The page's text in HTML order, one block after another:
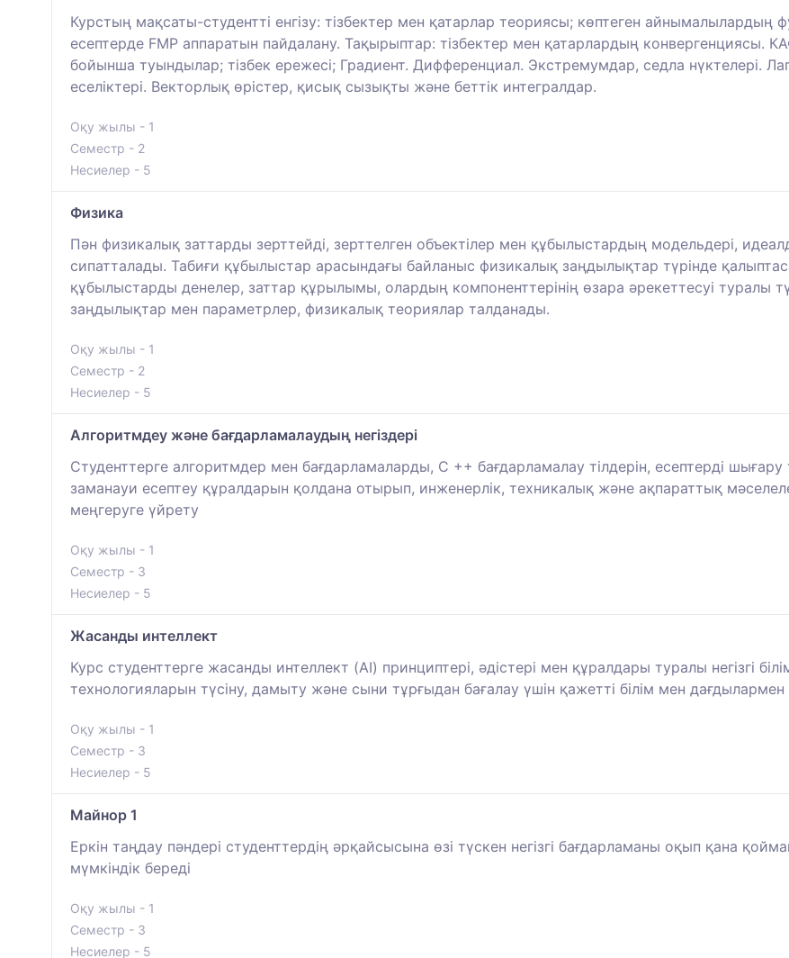
Курстың мақсаты-студентті енгізу: тізбектер мен қатарлар теориясы; көптеген
есептерде FMP аппаратын пайдалану. Тақырыптар: тізбектер мен қатарлардың конвергенциясы.
бойынша туындылар; тізбек ережесі; Градиент. Дифференциал. Экстремумдар, седла нүктелері.
еселіктері. Векторлық өрістер, қисық сызықты және беттік интегралдар.
Оқу жылы - 1
Семестр - 2
Несиелер - 5
Физика
Пән физикалық заттарды зерттейді, зерттелген объектілер мен құбылыстардың модельдері,
сипатталады. Табиғи құбылыстар арасындағы байланыс физикалық заңдылықтар түрінде
құбылыстарды денелер, заттар құрылымы, олардың компоненттерінің өзара әрекеттесуі туралы
заңдылықтар мен параметрлер, физикалық теориялар талданады.
Оқу жылы - 1
Семестр - 2
Несиелер - 5
Алгоритмдеу және бағдарламалаудың негіздері
Студенттерге алгоритмдер мен бағдарламаларды, C ++ бағдарламалау тілдерін, есептерді
заманауи есептеу құралдарын қолдана отырып, инженерлік, техникалық және ақпараттық
меңгеруге үйрету
Оқу жылы - 1
Семестр - 3
Несиелер - 5
Жасанды интеллект
Курс студенттерге жасанды интеллект (AI) принциптері, әдістері мен құралдары туралы негізгі
технологияларын түсіну, дамыту және сыни тұрғыдан бағалау үшін қажетті білім мен
Оқу жылы - 1
Семестр - 3
Несиелер - 5
Майнор 1
Еркін таңдау пәндері студенттердің әрқайсысына өзі түскен негізгі бағдарламаны оқып қана
мүмкіндік береді
Оқу жылы - 1
Семестр - 3
Несиелер - 5